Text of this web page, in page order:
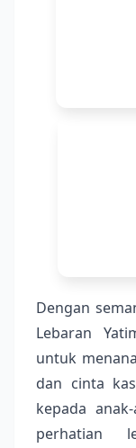
Dengan
Lebaran
untuk
dan cinta
kepada
perhatian